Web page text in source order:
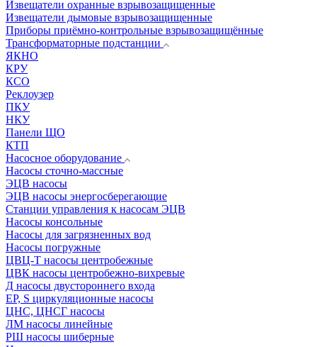
Извещатели охранные взрывозащищенные
Извещатели дымовые взрывозащищенные
Приборы приёмно-контрольные взрывозащищённые
Трансформаторные подстанции
ЯКНО
КРУ
КСО
Реклоузер
ПКУ
НКУ
Панели ЩО
КТП
Насосное оборудование
Насосы сточно-массные
ЭЦВ насосы
ЭЦВ насосы энергосберегающие
Станции управления к насосам ЭЦВ
Насосы консольные
Насосы для загрязненных вод
Насосы погружные
ЦВЦ-Т насосы центробежные
ЦВК насосы центробежно-вихревые
Д насосы двустороннего входа
EP, S циркуляционные насосы
ЦНС, ЦНСГ насосы
ЛМ насосы линейные
РШ насосы шиберные